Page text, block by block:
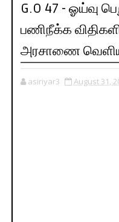
G.O 47 - ஓய்வு
பணிநீக்க
அரசாணை
asiriyar3 August 31,